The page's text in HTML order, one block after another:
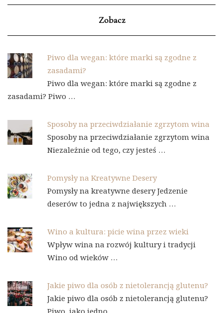
Zobacz
Piwo dla wegan: które marki są zgodne z
zasadami?
Piwo dla wegan: które marki są zgodne z
zasadami? Piwo …
Sposoby na przeciwdziałanie zgrzytom wina
Sposoby na przeciwdziałanie zgrzytom wina
Niezależnie od tego, czy jesteś …
Pomysły na Kreatywne Desery
Pomysły na kreatywne desery Jedzenie
deserów to jedna z największych …
Wino a kultura: picie wina przez wieki
Wpływ wina na rozwój kultury i tradycji
Wino od wieków …
Jakie piwo dla osób z nietolerancją glutenu?
Jakie piwo dla osób z nietolerancją glutenu?
Piwo, jako jedno …